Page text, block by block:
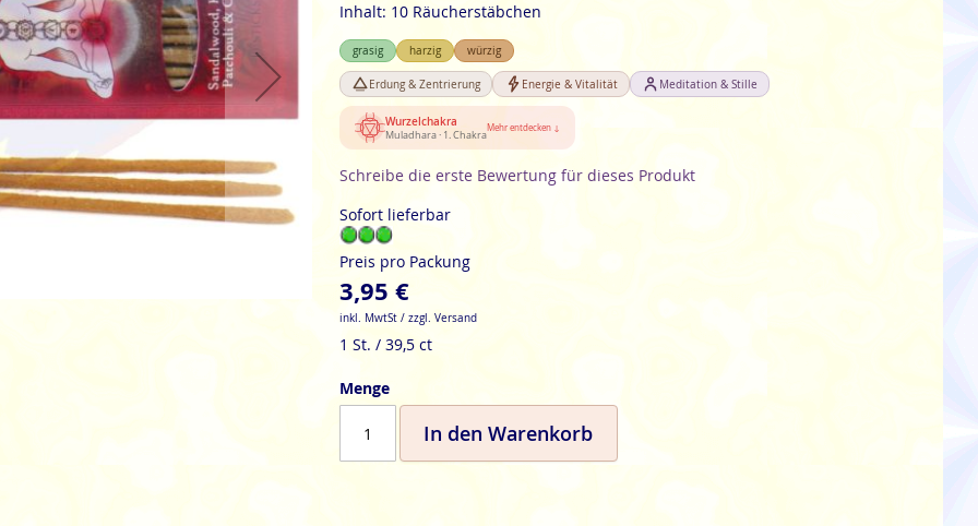
Inhalt: 10 Räucherstäbchen
grasig harzig würzig
Erdung & Zentrierung Energie & Vitalität Meditation & Stille
Wurzelchakra
Muladhara · 1. Chakra
Mehr entdecken ↓
Schreibe die erste Bewertung für dieses Produkt
Sofort lieferbar
Preis pro Packung
3,95 €
inkl. MwtSt / zzgl. Versand
1 St. / 39,5 ct
Menge
In den Warenkorb